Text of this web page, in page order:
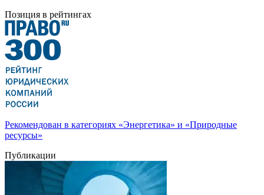
Позиция в рейтингах
Рекомендован в категориях «Энергетика» и «Природные
ресурсы»
Публикации